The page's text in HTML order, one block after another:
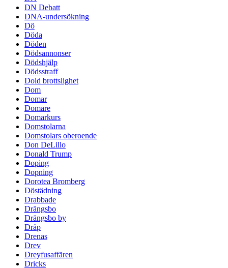
DN Debatt
DNA-undersökning
Dö
Döda
Döden
Dödsannonser
Dödshjälp
Dödsstraff
Dold brottslighet
Dom
Domar
Domare
Domarkurs
Domstolarna
Domstolars oberoende
Don DeLillo
Donald Trump
Doping
Dopning
Dorotea Bromberg
Döstädning
Drabbade
Drängsbo
Drängsbo by
Dråp
Drenas
Drev
Dreyfusaffären
Dricks